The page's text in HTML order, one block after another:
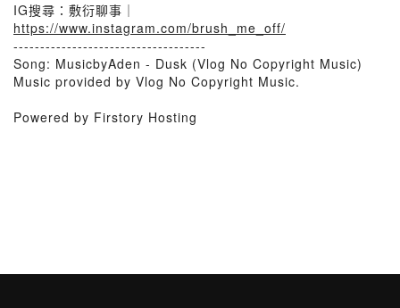
IG搜尋：敷衍聊事｜
https://www.instagram.com/brush_me_off/
------------------------------------
Song: MusicbyAden - Dusk (Vlog No Copyright Music)
Music provided by Vlog No Copyright Music.
Powered by Firstory Hosting